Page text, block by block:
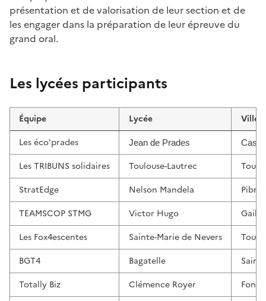
présentation et de valorisation de leur section et de
les engager dans la préparation de leur épreuve du
grand oral.
Les lycées participants
Équipe Lycée
Ville
Les éco'prades
Jean de Prades
Les TRIBUNS solidaires Toulouse-Lautrec
StratEdge
Nelson Mandela
Pibrac
TEAMSCOP STMG
Victor Hugo
Les Fox4escentes
Sainte-Marie de Nevers
BGT4
Bagatelle
Totally Biz
Clémence Royer